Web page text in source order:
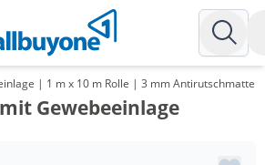
| 1 m x 10 m Rolle | 3 mm Antirutschmatte
Gewebeeinlage